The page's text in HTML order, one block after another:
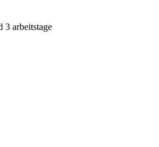
3 arbeitstage